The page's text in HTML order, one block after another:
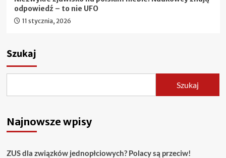
odpowiedź – to nie UFO
11 stycznia, 2026
Szukaj
Szukaj
Najnowsze wpisy
ZUS dla związków jednopłciowych? Polacy są przeciw!